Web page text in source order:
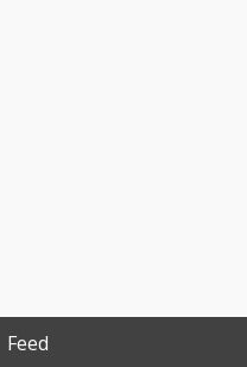
Feed